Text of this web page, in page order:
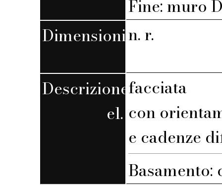
Fine: muro
Dimensionin. r.
Descrizione
el.
facciata
con
e cadenze